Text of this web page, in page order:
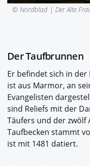
© Nordblad | Der Alte
Der Taufbrunnen
Er befindet sich in
ist aus Marmor, an
Evangelisten
sind Reliefs mit der
Täufers und der zwölf
Taufbecken stammt
ist mit 1481 datiert.